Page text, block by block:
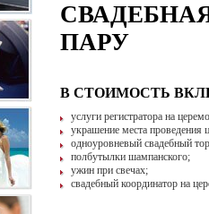
ПАРУ
В СТОИМОСТЬ
услуги регистратора на
украшение места проведения
одноуровневый свадебный
полбутылки шампанского;
ужин при свечах;
свадебный координатор на